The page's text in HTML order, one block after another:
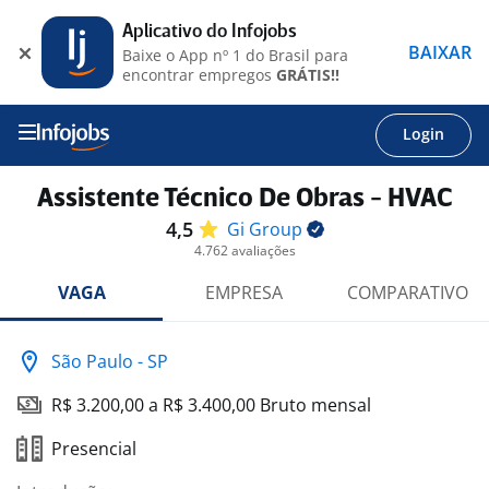
Login
Assistente Técnico De Obras - HVAC
4,5 Gi Group
4.762 avaliações
VAGA EMPRESA COMPARATIVO
São Paulo - SP
R$ 3.200,00 a R$ 3.400,00 Bruto mensal
Presencial
Aplicativo do Infojobs
Baixe o App nº 1 do Brasil para
encontrar empregos GRÁTIS!!
BAIXAR